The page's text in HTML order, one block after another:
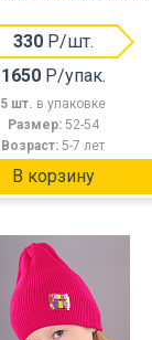
330Р/шт.
1650Р/упак.
5 шт. в упаковке
Размер: 52-54
Возраст: 5-7 лет